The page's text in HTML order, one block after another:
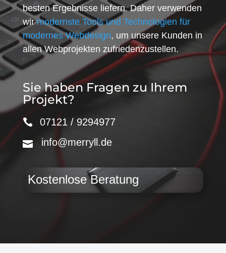
besten Ergebnisse liefern. Daher verwenden
wirmodernste Tools und Technologien für
modernes Webdesign, um unsere Kunden in
allen Webprojekten zufriedenzustellen.
Sie haben Fragen zu Ihrem
Projekt?
07121 / 9294977
info@merryll.de
Kostenlose Beratung